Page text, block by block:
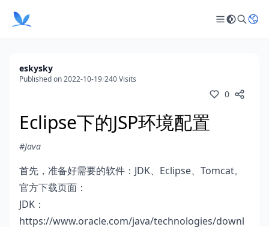
eskysky
Published on 2022-10-19/240 Visits
0
Eclipse下的JSP环境配置
#Java
首先，准备好需要的软件：JDK、Eclipse、Tomcat。
官方下载页面：
JDK：
https://www.oracle.com/java/technologies/downl